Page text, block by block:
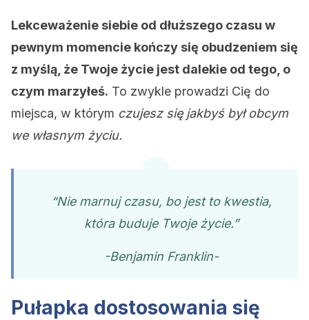
Lekceważenie siebie od dłuższego czasu w
pewnym momencie kończy się obudzeniem się
z myślą, że Twoje życie jest dalekie od tego, o
czym marzyłeś. To zwykle prowadzi Cię do
miejsca, w którym czujesz się jakbyś był obcym
we własnym życiu.
“Nie marnuj czasu, bo jest to kwestia,
która buduje Twoje życie.”
-Benjamin Franklin-
Pułapka dostosowania się